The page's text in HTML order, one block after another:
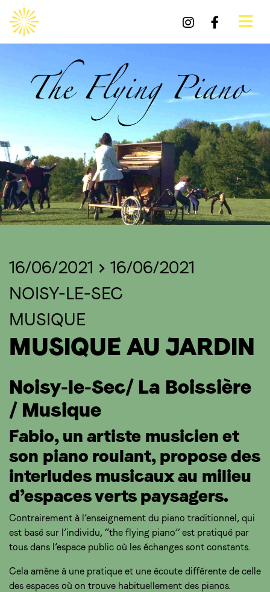
16/06/2021 > 16/06/2021
NOISY-LE-SEC
MUSIQUE
MUSIQUE AU JARDIN
Noisy-le-Sec/ La Boissière
/ Musique
Fabio, un artiste musicien et
son piano roulant, propose des
interludes musicaux au milieu
d’espaces verts paysagers.
Contrairement à l’enseignement du piano traditionnel, qui
est basé sur l’individu, “the flying piano” est pratiqué par
tous dans l’espace public où les échanges sont constants.
Cela amène à une pratique et une écoute différente de celle
des espaces où on trouve habituellement des pianos.